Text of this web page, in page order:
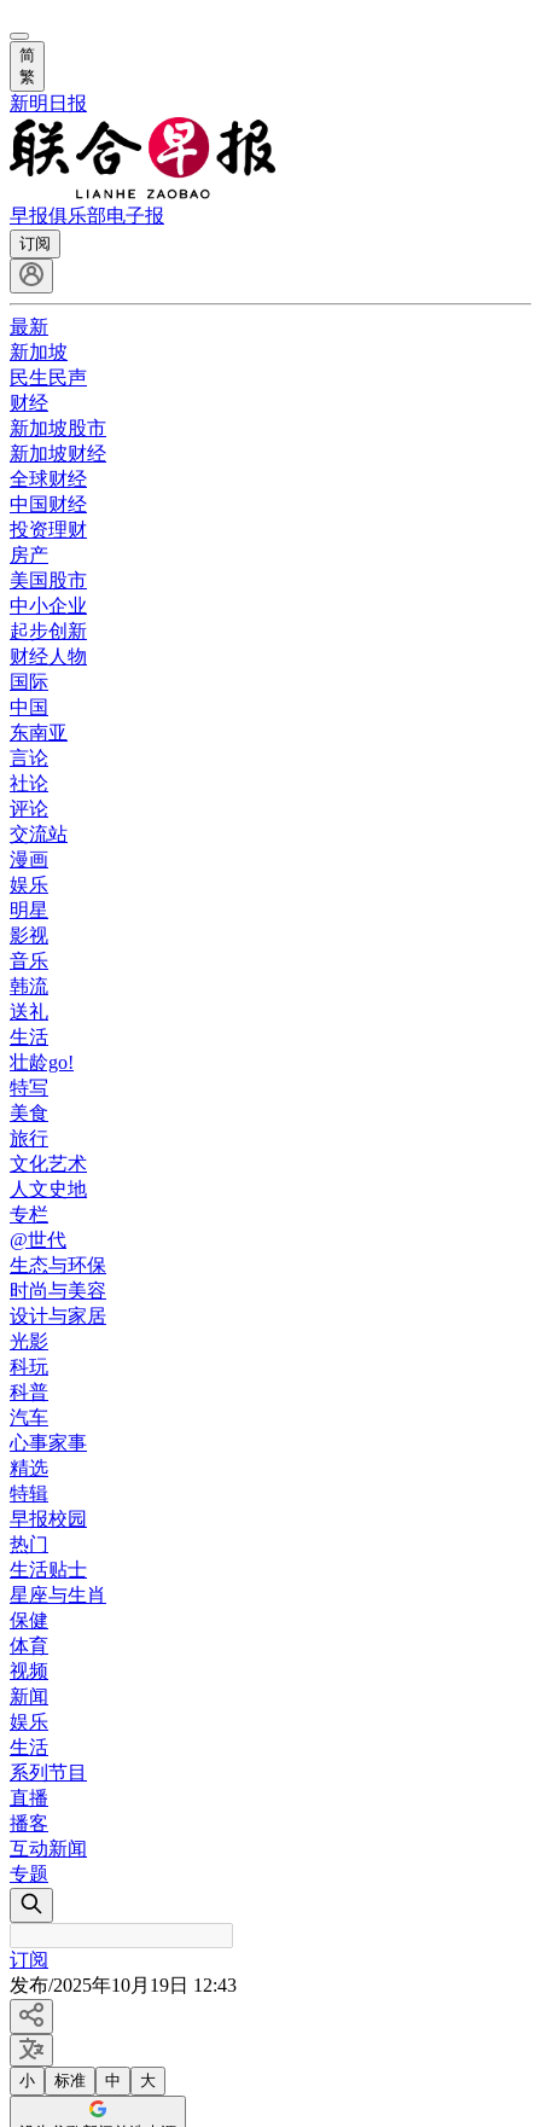
简
繁
新明日报
早报俱乐部电子报
订阅
最新
新加坡
民生民声
财经
新加坡股市
新加坡财经
全球财经
中国财经
投资理财
房产
美国股市
中小企业
起步创新
财经人物
国际
中国
东南亚
言论
社论
评论
交流站
漫画
娱乐
明星
影视
音乐
韩流
送礼
生活
壮龄go!
特写
美食
旅行
文化艺术
人文史地
专栏
@世代
生态与环保
时尚与美容
设计与家居
光影
科玩
科普
汽车
心事家事
精选
特辑
早报校园
热门
生活贴士
星座与生肖
保健
体育
视频
新闻
娱乐
生活
系列节目
直播
播客
互动新闻
专题
订阅
发布/2025年10月19日 12:43
小 标准 中 大